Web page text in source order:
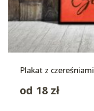
Plakat z czereśniami
od 18 zł